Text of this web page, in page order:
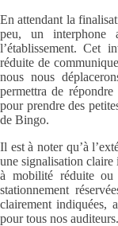
En attendant la
peu, un interphone
l’établissement. Cet
réduite de
nous nous
permettra de
pour prendre des
de Bingo.
Il est à noter qu’à
une signalisation claire
à mobilité réduite
stationnement
clairement indiquées,
pour tous nos auditeurs.